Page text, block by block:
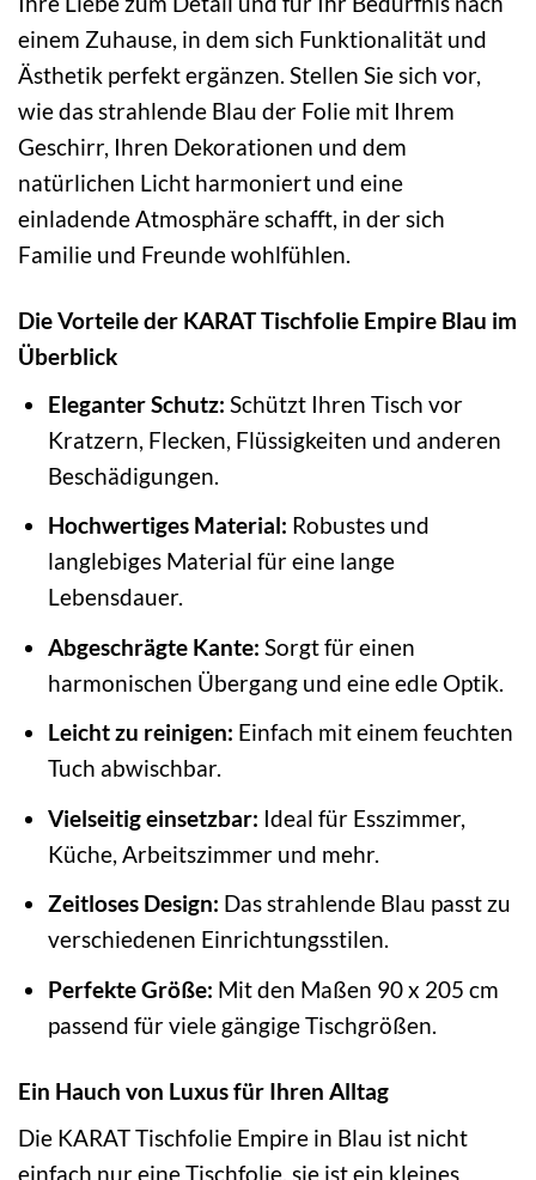
einem Zuhause, in dem sich Funktionalität und
Ästhetik perfekt ergänzen. Stellen Sie sich vor,
wie das strahlende Blau der Folie mit Ihrem
Geschirr, Ihren Dekorationen und dem
natürlichen Licht harmoniert und eine
einladende Atmosphäre schafft, in der sich
Familie und Freunde wohlfühlen.
Die Vorteile der KARAT Tischfolie Empire Blau im
Überblick
Eleganter Schutz: Schützt Ihren Tisch vor
Kratzern, Flecken, Flüssigkeiten und anderen
Beschädigungen.
Hochwertiges Material: Robustes und
langlebiges Material für eine lange
Lebensdauer.
Abgeschrägte Kante: Sorgt für einen
harmonischen Übergang und eine edle Optik.
Leicht zu reinigen: Einfach mit einem feuchten
Tuch abwischbar.
Vielseitig einsetzbar: Ideal für Esszimmer,
Küche, Arbeitszimmer und mehr.
Zeitloses Design: Das strahlende Blau passt zu
verschiedenen Einrichtungsstilen.
Perfekte Größe: Mit den Maßen 90 x 205 cm
passend für viele gängige Tischgrößen.
Ein Hauch von Luxus für Ihren Alltag
Die KARAT Tischfolie Empire in Blau ist nicht
einfach nur eine Tischfolie, sie ist ein kleines